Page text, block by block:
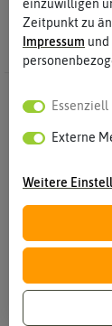
2 Ergebnisse
-50%
einzuwilligen
Zeitpunkt zu
Impressum
Essenziell
Externe
Weitere